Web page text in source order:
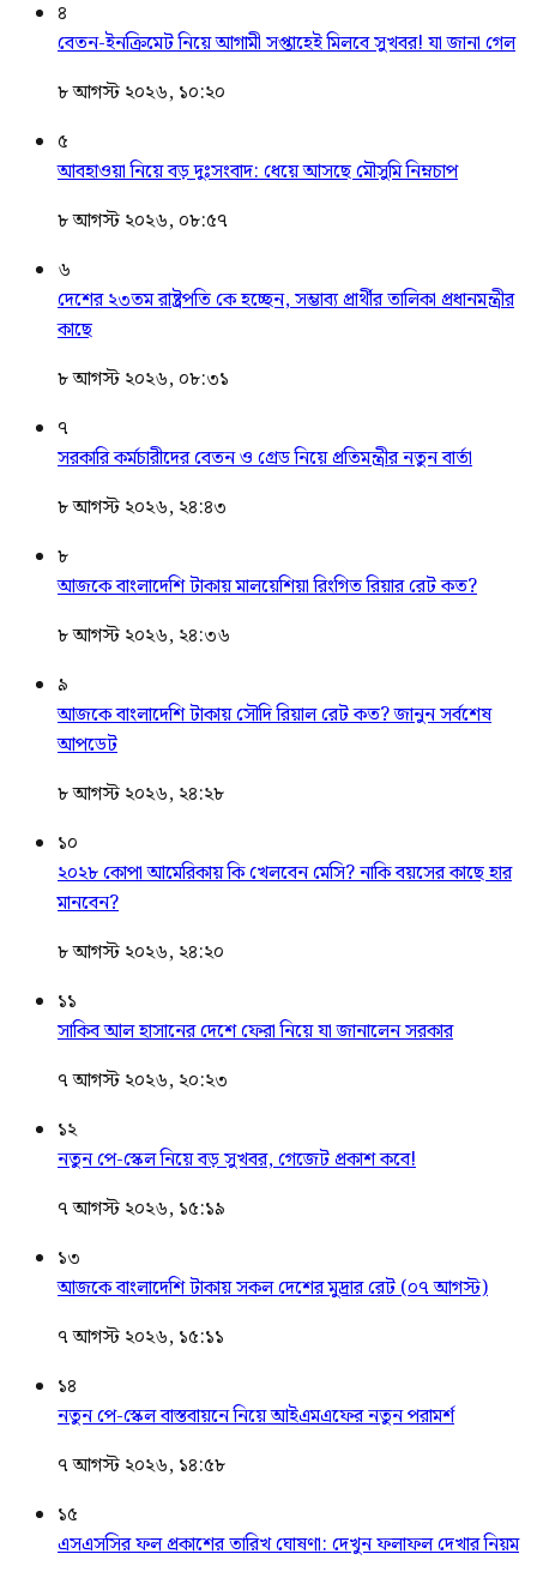
৪
বেতন-ইনক্রিমেট নিয়ে আগামী সপ্তাহেই মিলবে সুখবর! যা জানা গেল
৮ আগস্ট ২০২৬, ১০:২০
৫
আবহাওয়া নিয়ে বড় দুঃসংবাদ: ধেয়ে আসছে মৌসুমি নিম্নচাপ
৮ আগস্ট ২০২৬, ০৮:৫৭
৬
দেশের ২৩তম রাষ্ট্রপতি কে হচ্ছেন, সম্ভাব্য প্রার্থীর তালিকা প্রধানমন্ত্রীর
কাছে
৮ আগস্ট ২০২৬, ০৮:৩১
৭
সরকারি কর্মচারীদের বেতন ও গ্রেড নিয়ে প্রতিমন্ত্রীর নতুন বার্তা
৮ আগস্ট ২০২৬, ২৪:৪৩
৮
আজকে বাংলাদেশি টাকায় মালয়েশিয়া রিংগিত রিয়ার রেট কত?
৮ আগস্ট ২০২৬, ২৪:৩৬
৯
আজকে বাংলাদেশি টাকায় সৌদি রিয়াল রেট কত? জানুন সর্বশেষ
আপডেট
৮ আগস্ট ২০২৬, ২৪:২৮
১০
২০২৮ কোপা আমেরিকায় কি খেলবেন মেসি? নাকি বয়সের কাছে হার
মানবেন?
৮ আগস্ট ২০২৬, ২৪:২০
১১
সাকিব আল হাসানের দেশে ফেরা নিয়ে যা জানালেন সরকার
৭ আগস্ট ২০২৬, ২০:২৩
১২
নতুন পে-স্কেল নিয়ে বড় সুখবর, গেজেট প্রকাশ কবে!
৭ আগস্ট ২০২৬, ১৫:১৯
১৩
আজকে বাংলাদেশি টাকায় সকল দেশের মুদ্রার রেট (০৭ আগস্ট)
৭ আগস্ট ২০২৬, ১৫:১১
১৪
নতুন পে-স্কেল বাস্তবায়নে নিয়ে আইএমএফের নতুন পরামর্শ
৭ আগস্ট ২০২৬, ১৪:৫৮
১৫
এসএসসির ফল প্রকাশের তারিখ ঘোষণা: দেখুন ফলাফল দেখার নিয়ম